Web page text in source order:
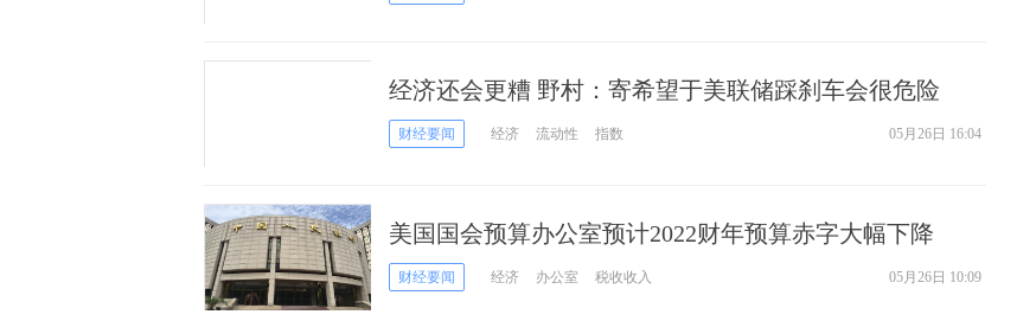
经济还会更糟 野村：寄希望于美联储踩刹车会很危险
财经要闻 经济 流动性 指数 05月26日 16:04
美国国会预算办公室预计2022财年预算赤字大幅下降
财经要闻 经济 办公室 税收收入 05月26日 10:09